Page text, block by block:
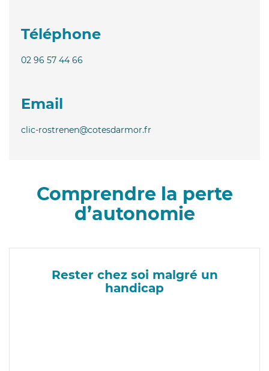
Téléphone
02 96 57 44 66
Email
clic-rostrenen@cotesdarmor.fr
Comprendre la perte
d’autonomie
Rester chez soi malgré un
handicap